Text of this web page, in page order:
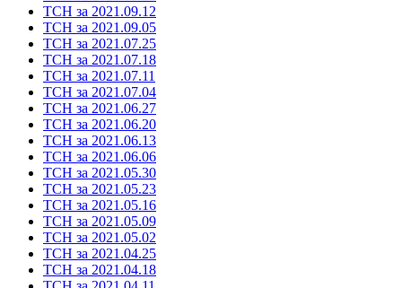
ТСН за 2021.09.12
ТСН за 2021.09.05
ТСН за 2021.07.25
ТСН за 2021.07.18
ТСН за 2021.07.11
ТСН за 2021.07.04
ТСН за 2021.06.27
ТСН за 2021.06.20
ТСН за 2021.06.13
ТСН за 2021.06.06
ТСН за 2021.05.30
ТСН за 2021.05.23
ТСН за 2021.05.16
ТСН за 2021.05.09
ТСН за 2021.05.02
ТСН за 2021.04.25
ТСН за 2021.04.18